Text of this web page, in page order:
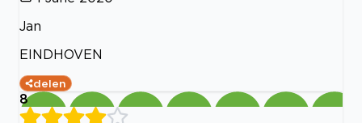
Jan
EINDHOVEN
delen
8